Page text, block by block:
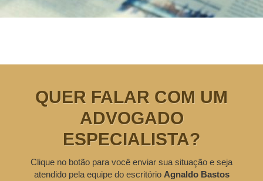
QUER FALAR COM UM
ADVOGADO
ESPECIALISTA?
Clique no botão para você enviar sua situação e seja
atendido pela equipe do escritório Agnaldo Bastos